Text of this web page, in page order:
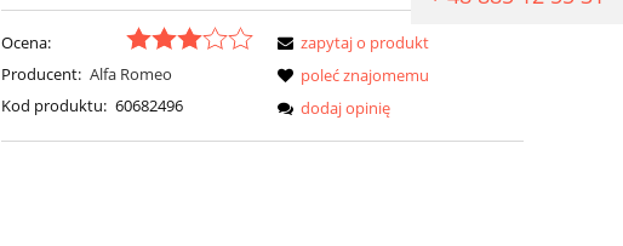
Ocena:
Producent: Alfa Romeo
Kod produktu: 60682496
zapytaj o produkt
poleć znajomemu
dodaj opinię